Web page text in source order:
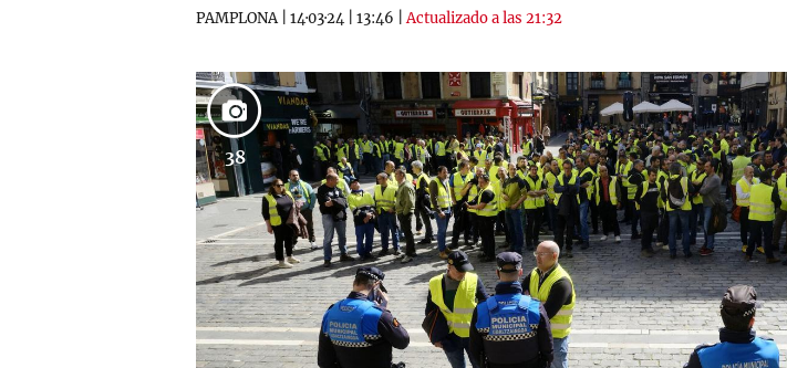
PAMPLONA| 14·03·24 13:46 |Actualizado a las 21:32
38